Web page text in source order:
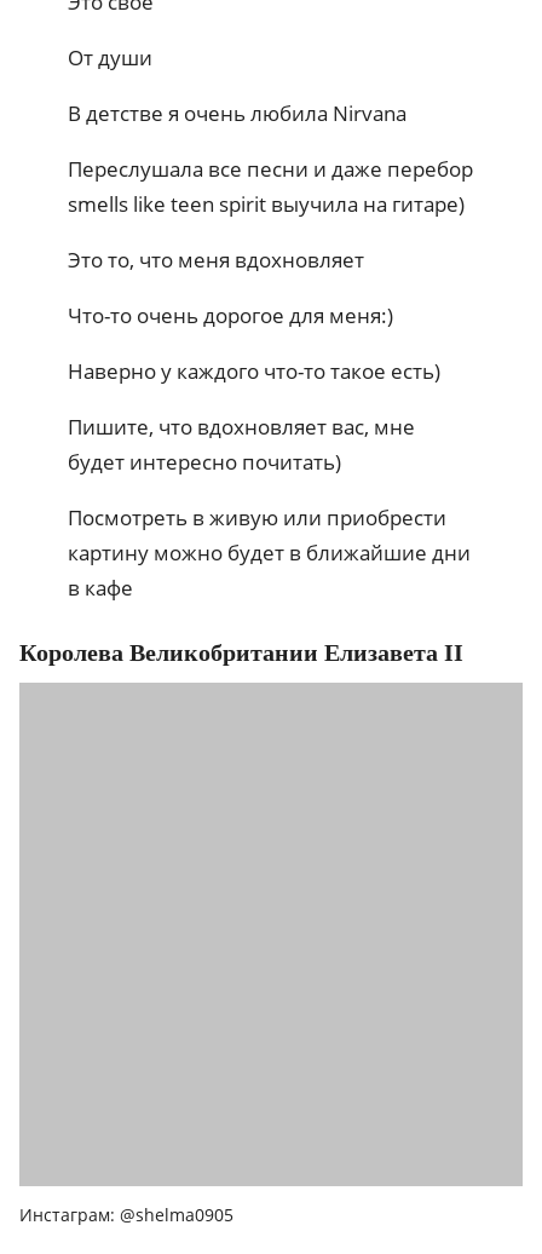
От души
В детстве я очень любила Nirvana
Переслушала все песни и даже перебор
smells like teen spirit выучила на гитаре)
Это то, что меня вдохновляет
Что-то очень дорогое для меня:)
Наверно у каждого что-то такое есть)
Пишите, что вдохновляет вас, мне
будет интересно почитать)
Посмотреть в живую или приобрести
картину можно будет в ближайшие дни
в кафе
Королева Великобритании Елизавета II
Инстаграм: @shelma0905